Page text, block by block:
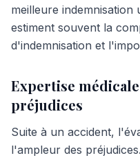
meilleure indemnisation
estiment souvent la
d'indemnisation et
Expertise
préjudices
Suite à un accident,
l'ampleur des